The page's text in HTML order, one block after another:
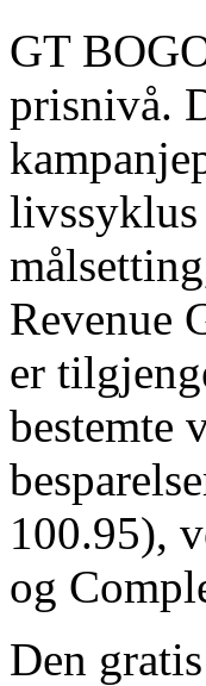
GT
prisnivå.
livssyklus
Revenue
er
bestemte
100.95),
og
Den